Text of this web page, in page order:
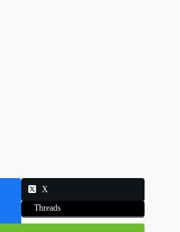
X
Threads